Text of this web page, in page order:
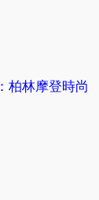
柏林摩登時尚